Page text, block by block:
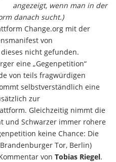
angezeigt, wenn man in der
danach sucht.)
Change.org mit der
von
nicht gefunden.
eine „Gegenpetition“
von teils fragwürdigen
selbstverständlich eine
zur
Gleichzeitig nimmt die
und Schwarzer immer rohere
keine Chance: Die
Tor, Berlin)
von Tobias Riegel.